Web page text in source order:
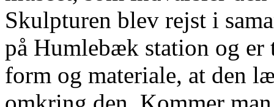
Skulpturen blev rejst i
på Humlebæk station og
form og materiale, at den